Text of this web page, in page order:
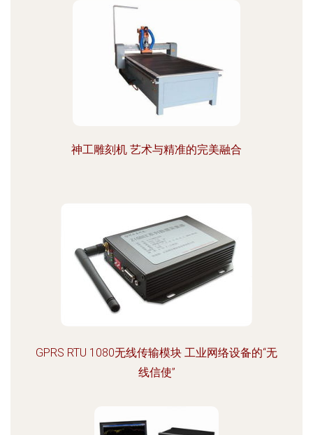
神工雕刻机 艺术与精准的完美融合
GPRS RTU 1080无线传输模块 工业网络设备的“无
线信使”